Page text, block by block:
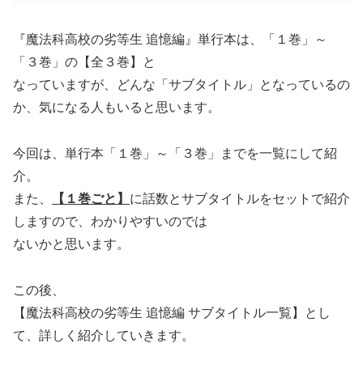
『魔法科高校の劣等生 追憶編』単行本は、「１巻」～
「３巻」の【全３巻】と
なっていますが、どんな「サブタイトル」となっているの
か、気になる人もいると思います。
今回は、単行本「１巻」～「３巻」までを一覧にして紹
介。
また、
【１巻ごと】 に話数とサブタイトルをセットで紹介
しますので、わかりやすいのでは
ないかと思います。
この後、
【魔法科高校の劣等生 追憶編 サブタイトル一覧】とし
て、詳しく紹介していきます。